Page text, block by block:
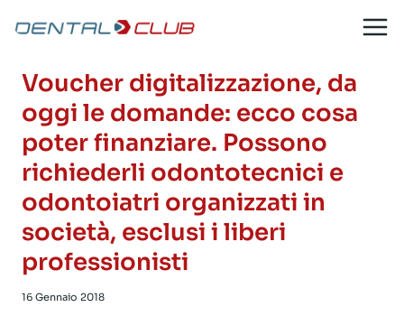
Voucher digitalizzazione, da
oggi le domande: ecco cosa
poter finanziare. Possono
richiederli odontotecnici e
odontoiatri organizzati in
società, esclusi i liberi
professionisti
16 Gennaio 2018